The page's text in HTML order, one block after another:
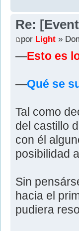
Re:
por Light »
—Esto es
—Qué se
Tal como
del castillo
con él
posibilidad
Sin
hacia el
pudiera